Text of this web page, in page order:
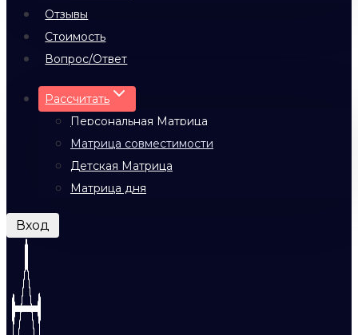
Отзывы
Стоимость
Вопрос/Ответ
Рассчитать
Персональная Матрица
Матрица совместимости
Детская Матрица
Матрица дня
Вход